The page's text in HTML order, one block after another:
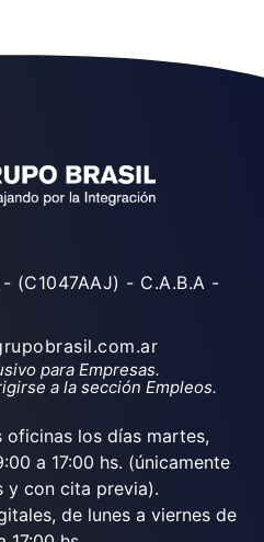
(C1047AAJ) - C.A.B.A -
para Empresas.
a la sección Empleos.
oficinas los días martes,
a 17:00 hs. (únicamente
y con cita previa).
de lunes a viernes de